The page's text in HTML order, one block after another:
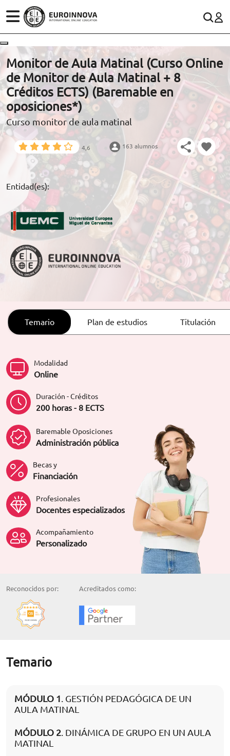
ÁREAS
ESTUDIOS
CONOCE EUROINNOVA
BECAS Y FINANCIACIÓN
RECURSOS EDUCATIVOS
ARTÍCULOS
ORIENTACIÓN LABORAL
CONTACTO
(+34)958 050 200(gratuito en España)
900 831 200
formacion@euroinnova.com
TRABAJA CON NOSOTROS
Monitor de Aula Matinal (Curso Online
de Monitor de Aula Matinal + 8
Créditos ECTS) (Baremable en
oposiciones*)
Curso monitor de aula matinal
4,6 163 alumnos
Entidad(es):
Temario Plan de estudios Titulación
Modalidad
Online
Duración - Créditos
200 horas - 8 ECTS
Baremable Oposiciones
Administración pública
Becas y
Financiación
Profesionales
Docentes especializados
Acompañamiento
Personalizado
Reconocidos por: Acreditados como:
Temario
MÓDULO 1. GESTIÓN PEDAGÓGICA DE UN
AULA MATINAL
MÓDULO 2. DINÁMICA DE GRUPO EN UN AULA
MATINAL